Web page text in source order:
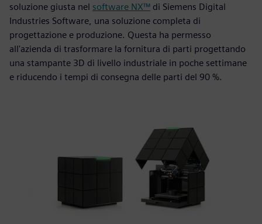
soluzione giusta nel software NX™ di Siemens Digital
Industries Software, una soluzione completa di
progettazione e produzione. Questa ha permesso
all'azienda di trasformare la fornitura di parti progettando
una stampante 3D di livello industriale in poche settimane
e riducendo i tempi di consegna delle parti del 90 %.